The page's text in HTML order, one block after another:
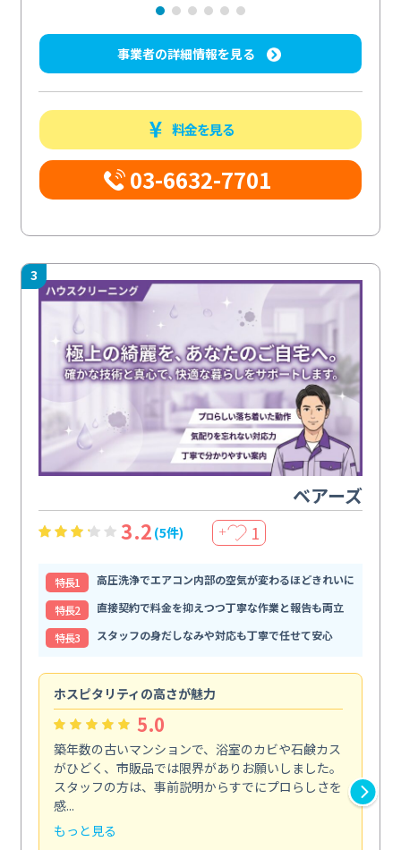
事業者の詳細情報を見る
料金を見る
03-6632-7701
3
ベアーズ
3.2 (5件) ＋ 1
特⻑1
高圧洗浄でエアコン内部の空気が変わるほどきれいに
特⻑2
直接契約で料金を抑えつつ丁寧な作業と報告も両立
特⻑3
スタッフの身だしなみや対応も丁寧で任せて安心
ホスピタリティの高さが魅力
5.0
築年数の古いマンションで、浴室のカビや石鹸カス
がひどく、市販品では限界がありお願いしました。
スタッフの方は、事前説明からすでにプロらしさを
感...
もっと見る